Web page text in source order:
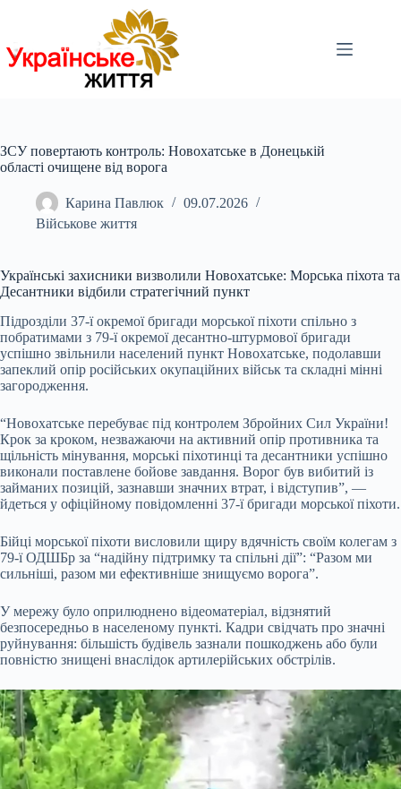
ЗСУ повертають контроль: Новохатське в Донецькій
області очищене від ворога
Карина Павлюк
09.07.2026
Військове життя
Українські захисники визволили Новохатське: Морська піхота та
Десантники відбили стратегічний пункт
Підрозділи 37-ї окремої бригади морської піхоти спільно з
побратимами з 79-ї окремої десантно-штурмової бригади
успішно звільнили населений пункт Новохатське, подолавши
запеклий опір російських окупаційних військ та складні мінні
загородження.
“Новохатське перебуває під контролем Збройних Сил України!
Крок за кроком, незважаючи на активний опір противника та
щільність мінування, морські піхотинці та десантники успішно
виконали поставлене бойове завдання. Ворог був вибитий із
займаних позицій, зазнавши значних втрат, і відступив”, —
йдеться у офіційному повідомленні 37-ї бригади морської піхоти.
Бійці морської піхоти висловили щиру вдячність своїм колегам з
79-ї ОДШБр за “надійну підтримку та спільні дії”: “Разом ми
сильніші, разом ми ефективніше знищуємо ворога”.
У мережу було оприлюднено відеоматеріал, відзнятий
безпосередньо в населеному пункті. Кадри свідчать про значні
руйнування: більшість будівель зазнали пошкоджень або були
повністю знищені внаслідок артилерійських обстрілів.